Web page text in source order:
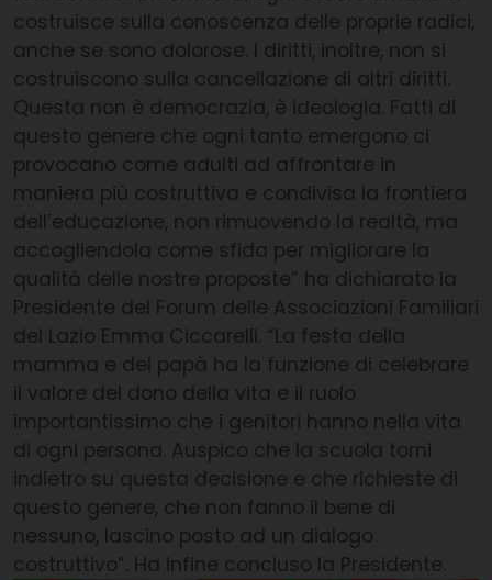
costruisce sulla conoscenza delle proprie radici,
anche se sono dolorose. I diritti, inoltre, non si
costruiscono sulla cancellazione di altri diritti.
Questa non è democrazia, è ideologia. Fatti di
questo genere che ogni tanto emergono ci
provocano come adulti ad affrontare in
maniera più costruttiva e condivisa la frontiera
dell’educazione, non rimuovendo la realtà, ma
accogliendola come sfida per migliorare la
qualità delle nostre proposte” ha dichiarato la
Presidente del Forum delle Associazioni Familiari
del Lazio Emma Ciccarelli. “La festa della
mamma e del papà ha la funzione di celebrare
il valore del dono della vita e il ruolo
importantissimo che i genitori hanno nella vita
di ogni persona. Auspico che la scuola torni
indietro su questa decisione e che richieste di
questo genere, che non fanno il bene di
nessuno, lascino posto ad un dialogo
costruttivo”. Ha infine concluso la Presidente.